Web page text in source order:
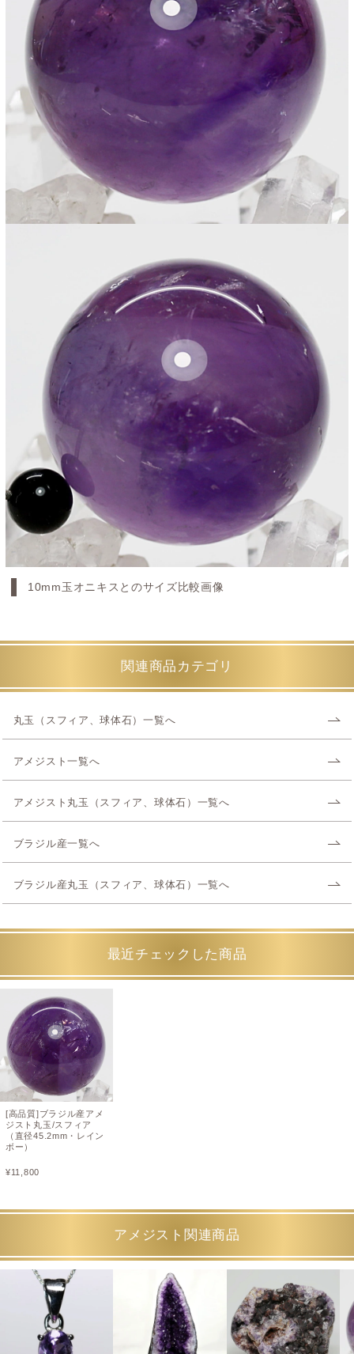
10mm玉オニキスとのサイズ比較画像
関連商品カテゴリ
丸玉（スフィア、球体石）一覧へ
アメジスト一覧へ
アメジスト丸玉（スフィア、球体石）一覧へ
ブラジル産一覧へ
ブラジル産丸玉（スフィア、球体石）一覧へ
最近チェックした商品
[高品質]ブラジル産アメ
ジスト丸玉/スフィア
（直径45.2mm・レイン
ボー）
¥11,800
アメジスト関連商品